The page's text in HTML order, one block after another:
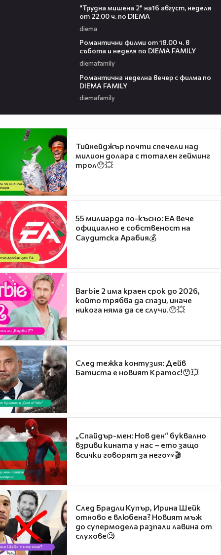
"Трудна мишена 2" на16 август, неделя
от 22.00 ч. по DIEMA
diema
Романтични филми от 18.00 ч. в
събота и неделя по DIEMA FAMILY
diemafamily
Романтичнa неделна вечер с филма по
DIEMA FAMILY
diemafamily
Тийнейджър почти спечели над
милион долара с тотален гейминг
трол😯💥
55 милиарда по-късно: EA вече
официално е собственост на
Саудитска Арабия💰
Barbie 2 има краен срок до 2026,
който трябва да спази, иначе
никога няма да се случи.😯💥
След тежка контузия: Дейв
Батиста е новият Кратос!😯💥
„Спайдър-мен: Нов ден“ буквално
взриви кината у нас – ето защо
всички говорят за него👀🎬
След Брадли Купър, Ирина Шейк
отново е влюбена? Новият мъж
до супермодела разпали лавина от
слухове🧐